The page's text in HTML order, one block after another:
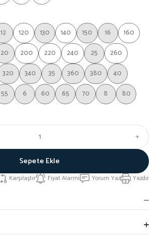
12 120 130 140 150 16
160
20 200 220 240 25
260
320 340 35 360 380
40
55 6 60 65 70 8
80
Sepete Ekle
Karşılaştır Fiyat Alarmı Yorum Yaz Yazdır